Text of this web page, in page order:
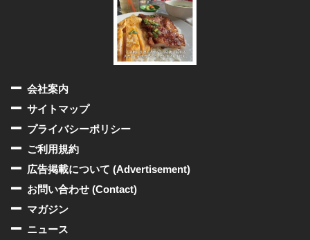
会社案内
サイトマップ
プライバシーポリシー
ご利用規約
広告掲載について (Advertisement)
お問い合わせ (Contact)
マガジン
ニュース